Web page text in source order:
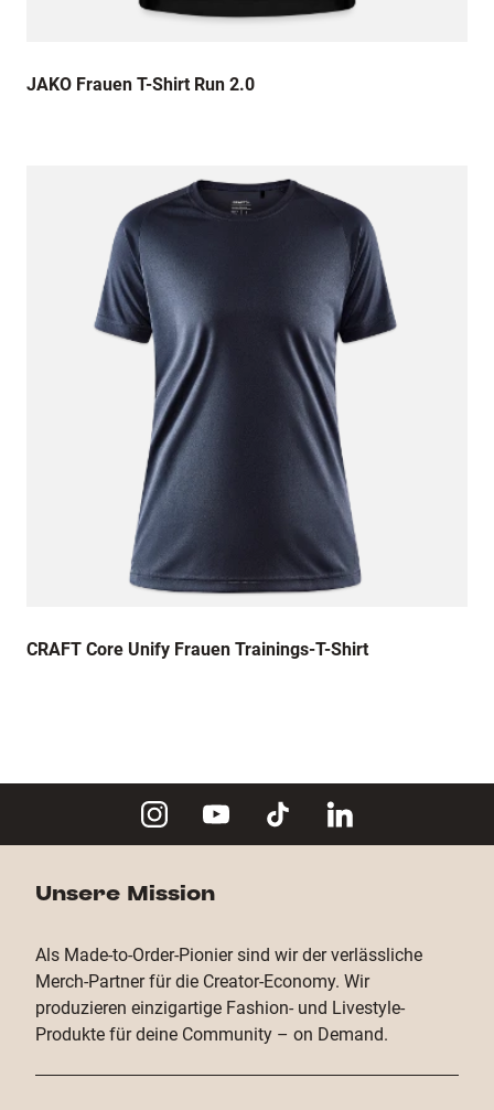
JAKO Frauen T-Shirt Run 2.0
CRAFT Core Unify Frauen Trainings-T-Shirt
Unsere Mission
Als Made-to-Order-Pionier sind wir der verlässliche
Merch-Partner für die Creator-Economy. Wir
produzieren einzigartige Fashion- und Livestyle-
Produkte für deine Community – on Demand.